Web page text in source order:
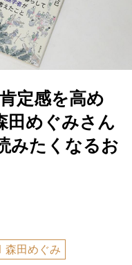
定感を高め
田めぐみさん
みたくなるお
森田めぐみ